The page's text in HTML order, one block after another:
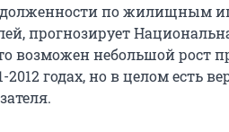
по жилищным
прогнозирует
возможен небольшой рост
годах, но в целом есть